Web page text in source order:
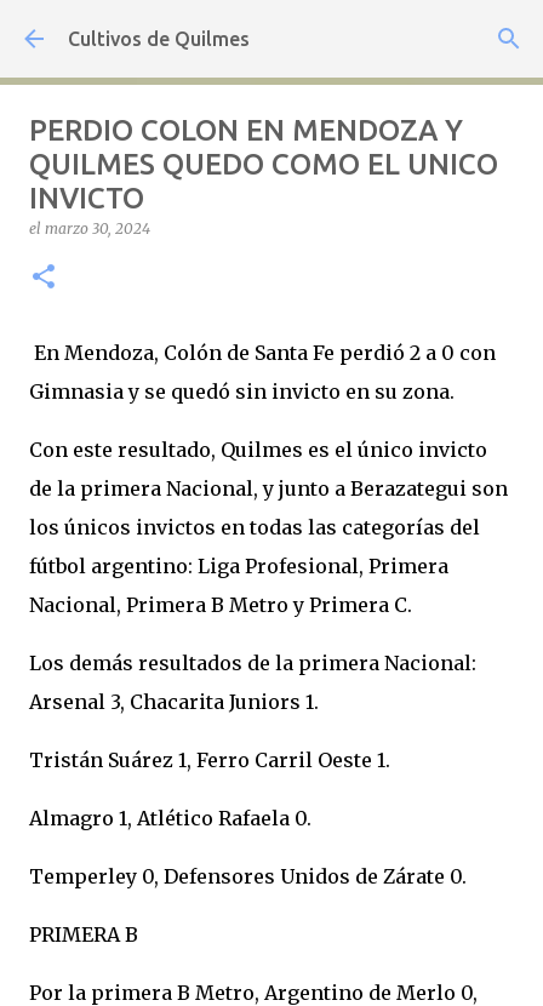
Ir al contenido principal
Cultivos de Quilmes
PERDIO COLON EN MENDOZA Y
QUILMES QUEDO COMO EL UNICO
INVICTO
el marzo 30, 2024
En Mendoza, Colón de Santa Fe perdió 2 a 0 con
Gimnasia y se quedó sin invicto en su zona.
Con este resultado, Quilmes es el único invicto
de la primera Nacional, y junto a Berazategui son
los únicos invictos en todas las categorías del
fútbol argentino: Liga Profesional, Primera
Nacional, Primera B Metro y Primera C.
Los demás resultados de la primera Nacional:
Arsenal 3, Chacarita Juniors 1.
Tristán Suárez 1, Ferro Carril Oeste 1.
Almagro 1, Atlético Rafaela 0.
Temperley 0, Defensores Unidos de Zárate 0.
PRIMERA B
Por la primera B Metro, Argentino de Merlo 0,